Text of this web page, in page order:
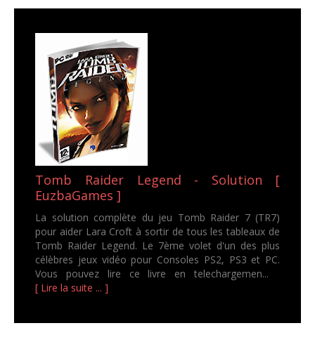
Tomb Raider Legend - Solution [
EuzbaGames ]
La solution complète du jeu Tomb Raider 7 (TR7)
pour aider Lara Croft à sortir de tous les tableaux de
Tomb Raider Legend. Le 7ème volet d'un des plus
célèbres jeux vidéo pour Consoles PS2, PS3 et PC.
Vous pouvez lire ce livre en telechargemen...
[ Lire la suite ... ]